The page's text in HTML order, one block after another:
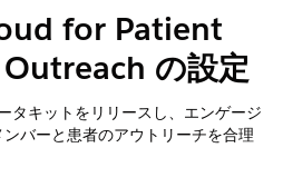
for Patient
の設定
キットをリリースし、エンゲージ
バーと患者のアウトリーチを合理